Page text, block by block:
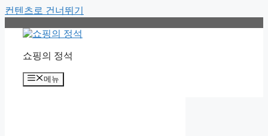
컨텐츠로 건너뛰기
쇼핑의 정석
메뉴